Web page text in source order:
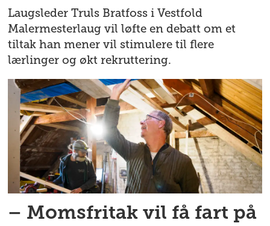
Laugsleder Truls Bratfoss i Vestfold
Malermesterlaug vil løfte en debatt om et
tiltak han mener vil stimulere til flere
lærlinger og økt rekruttering.
– Momsfritak vil få fart på